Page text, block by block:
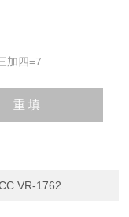
加四=7
VR-1762